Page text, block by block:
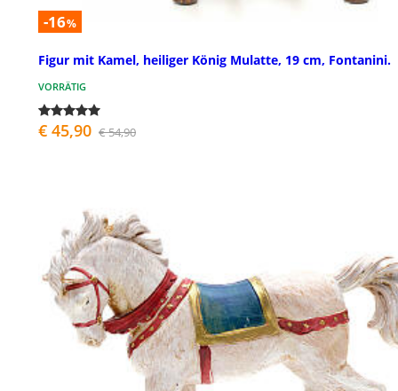
-16%
Figur mit Kamel, heiliger König Mulatte, 19 cm, Fontanini.
VORRÄTIG
€ 45,90 € 54,90